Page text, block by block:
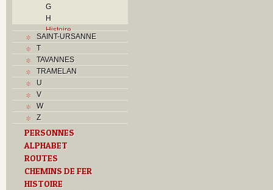
G
H
Histoire
I
J
K
P
Problème jurassien
Q
R
S
SAINT-URSANNE
T
TAVANNES
TRAMELAN
U
V
W
Z
PERSONNES
ALPHABET
ROUTES
CHEMINS DE FER
HISTOIRE